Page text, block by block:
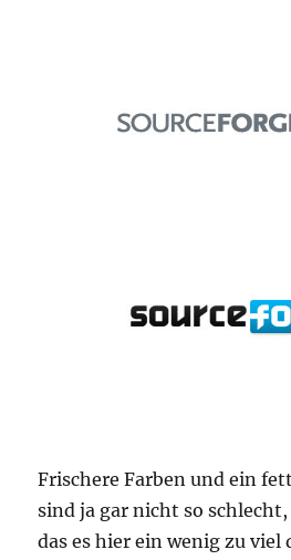
Frischere Farben und ein
sind ja gar nicht so
das es hier ein wenig zu viel